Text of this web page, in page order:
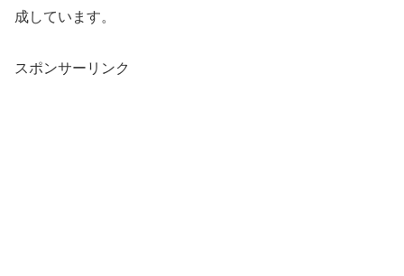
成しています。
スポンサーリンク